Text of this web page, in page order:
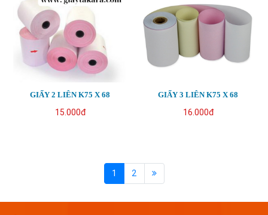
GIẤY 2 LIÊN K75 X 68
15.000đ
GIẤY 3 LIÊN K75 X 68
16.000đ
1 2